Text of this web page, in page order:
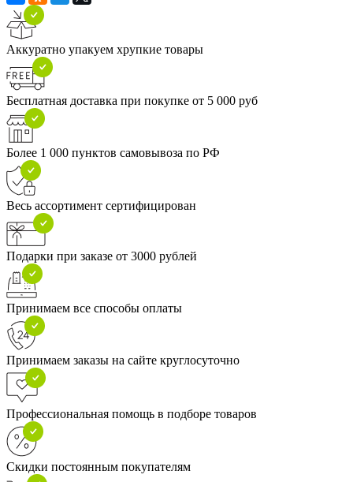
Аккуратно упакуем хрупкие товары
Бесплатная доставка при покупке от 5 000 руб
Более 1 000 пунктов самовывоза по РФ
Весь ассортимент сертифицирован
Подарки при заказе от 3000 рублей
Принимаем все способы оплаты
Принимаем заказы на сайте круглосуточно
Профессиональная помощь в подборе товаров
Скидки постоянным покупателям